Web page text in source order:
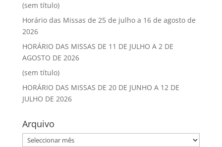
(sem título)
Horário das Missas de 25 de julho a 16 de agosto de
2026
HORÁRIO DAS MISSAS DE 11 DE JULHO A 2 DE
AGOSTO DE 2026
(sem título)
HORÁRIO DAS MISSAS DE 20 DE JUNHO A 12 DE
JULHO DE 2026
Arquivo
Arquivo